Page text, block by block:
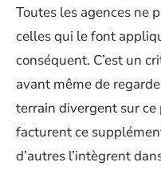
Toutes les agences ne
celles qui le font
conséquent. C’est un
avant même de
terrain divergent sur
facturent ce
d’autres l’intègrent